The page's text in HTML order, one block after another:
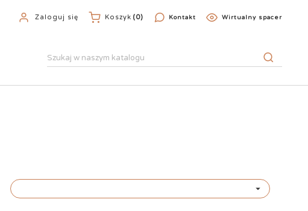
Zaloguj się Koszyk (0) Kontakt Wirtualny spacer
